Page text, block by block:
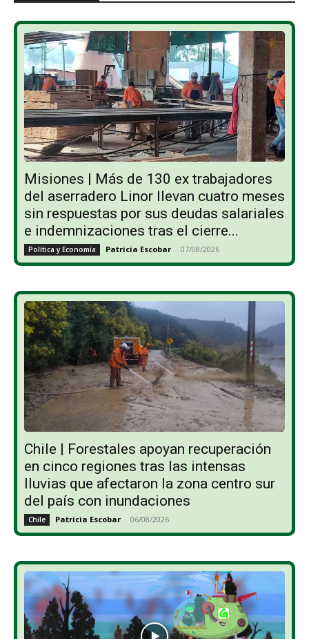
Misiones | Más de 130 ex trabajadores
del aserradero Linor llevan cuatro meses
sin respuestas por sus deudas salariales
e indemnizaciones tras el cierre...
Política y Economía Patricia Escobar - 07/08/2026
Chile | Forestales apoyan recuperación
en cinco regiones tras las intensas
lluvias que afectaron la zona centro sur
del país con inundaciones
Chile Patricia Escobar - 06/08/2026